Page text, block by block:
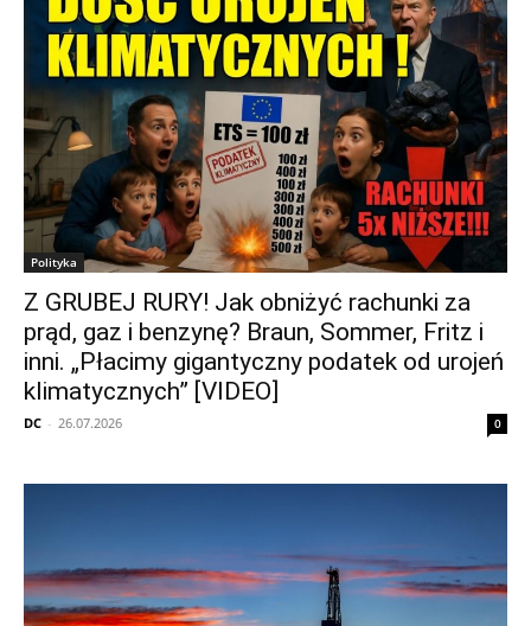
Polityka
Z GRUBEJ RURY! Jak obniżyć rachunki za
prąd, gaz i benzynę? Braun, Sommer, Fritz i
inni. „Płacimy gigantyczny podatek od urojeń
klimatycznych” [VIDEO]
DC - 26.07.2026 0